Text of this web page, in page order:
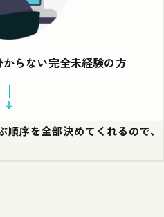
らない完全未経験の方
序を全部決めてくれるので、